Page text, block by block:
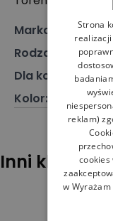
Marka
Rodzaj
Dla kogo
Dla
Kolor: Niebieski
Inni klienci
Strona
realizacji
reklam)
cookies
w